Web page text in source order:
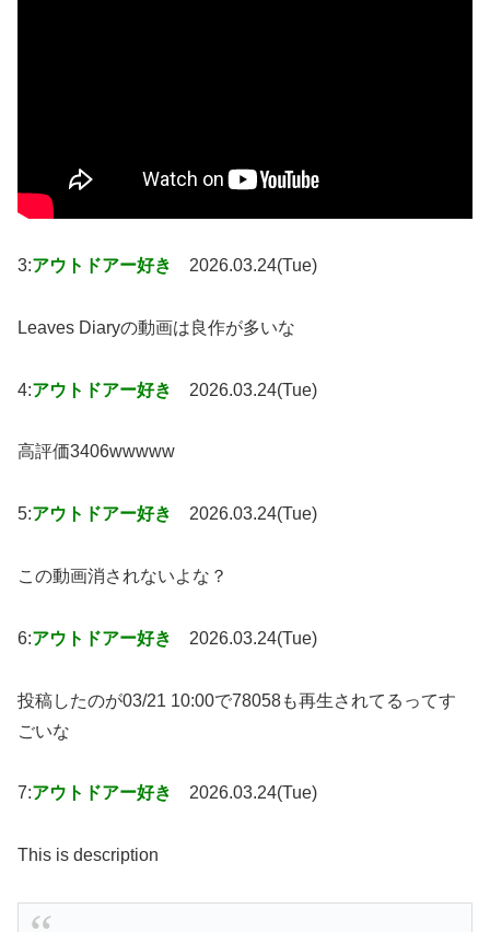
3:アウトドアー好き 2026.03.24(Tue)
Leaves Diaryの動画は良作が多いな
4:アウトドアー好き 2026.03.24(Tue)
高評価3406wwwww
5:アウトドアー好き 2026.03.24(Tue)
この動画消されないよな？
6:アウトドアー好き 2026.03.24(Tue)
投稿したのが03/21 10:00で78058も再生されてるってす
ごいな
7:アウトドアー好き 2026.03.24(Tue)
This is description